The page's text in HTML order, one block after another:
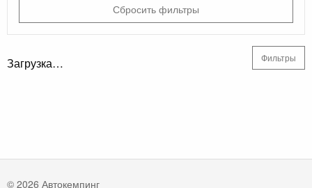
Сбросить фильтры
Загрузка… Фильтры
© 2026 Автокемпинг